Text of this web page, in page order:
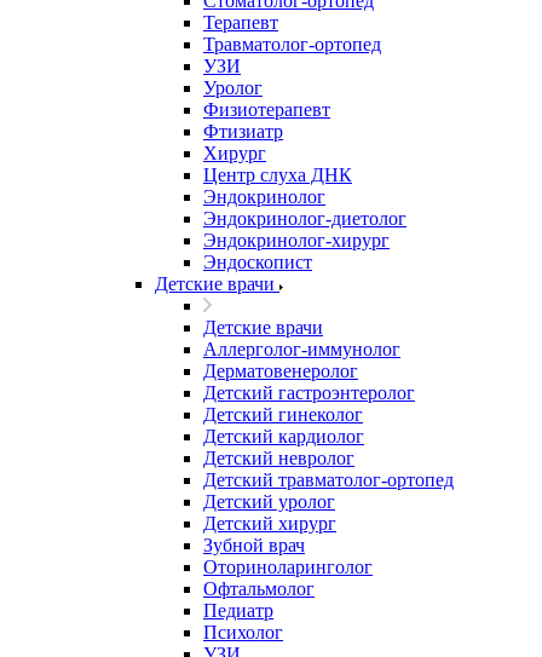
Терапевт
Травматолог-ортопед
УЗИ
Уролог
Физиотерапевт
Фтизиатр
Хирург
Центр слуха ДНК
Эндокринолог
Эндокринолог-диетолог
Эндокринолог-хирург
Эндоскопист
Детские врачи
Детские врачи
Аллерголог-иммунолог
Дерматовенеролог
Детский гастроэнтеролог
Детский гинеколог
Детский кардиолог
Детский невролог
Детский травматолог-ортопед
Детский уролог
Детский хирург
Зубной врач
Оториноларинголог
Офтальмолог
Педиатр
Психолог